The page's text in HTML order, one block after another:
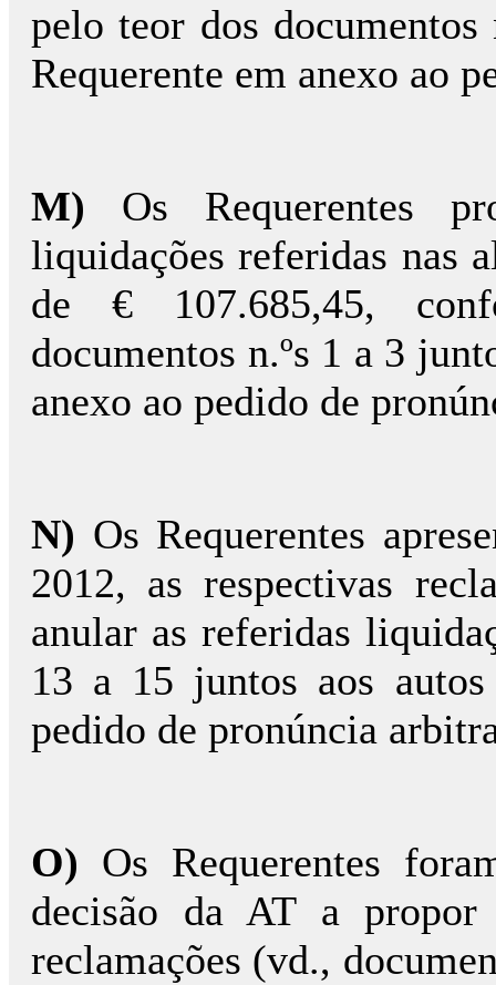
pelo teor dos
Requerente em anexo ao
M) Os Requerentes
liquidações referidas nas
de € 107.685,45,
documentos n.ºs 1 a 3
anexo ao pedido de
N) Os Requerentes
2012, as respectivas
anular as referidas
13 a 15 juntos aos
pedido de pronúncia
O) Os Requerentes
decisão da AT a
reclamações (vd.,